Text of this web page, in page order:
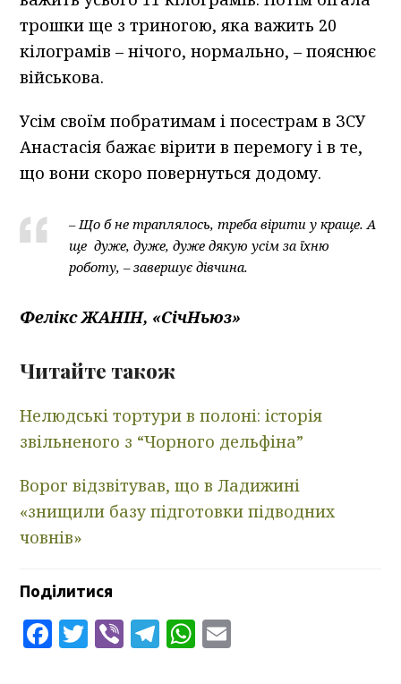
трошки ще з триногою, яка важить 20
кілограмів – нічого, нормально, – пояснює
військова.
Усім своїм побратимам і посестрам в ЗСУ
Анастасія бажає вірити в перемогу і в те,
що вони скоро повернуться додому.
– Що б не траплялось, треба вірити у краще. А
ще дуже, дуже, дуже дякую усім за їхню
роботу, – завершує дівчина.
Фелікс ЖАНІН, «СічНьюз»
Читайте також
Нелюдські тортури в полоні: історія
звільненого з “Чорного дельфіна”
Ворог відзвітував, що в Ладижині
«знищили базу підготовки підводних
човнів»
Поділитися
Facebook
Twitter
ViberTelegram
WhatsApp